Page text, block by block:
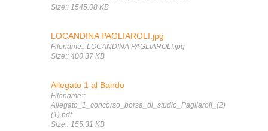
Size:: 1545.08 KB
LOCANDINA PAGLIAROLI.jpg
Filename:: LOCANDINA PAGLIAROLI.jpg
Size:: 400.37 KB
Allegato 1 al Bando
Filename::
Allegato_1_concorso_borsa_di_studio_Pagliaroli_(2)
(1).pdf
Size:: 155.31 KB